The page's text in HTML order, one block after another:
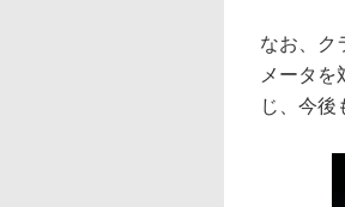
なお、ク
メータ
じ、今後